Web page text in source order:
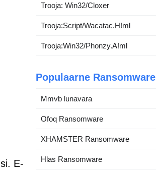
E-
Trooja: Win32/Cloxer
Trooja:Script/Wacatac.H!ml
Trooja:Win32/Phonzy.A!ml
Populaarne Ransomware
Mmvb lunavara
Ofoq Ransomware
XHAMSTER Ransomware
Hlas Ransomware